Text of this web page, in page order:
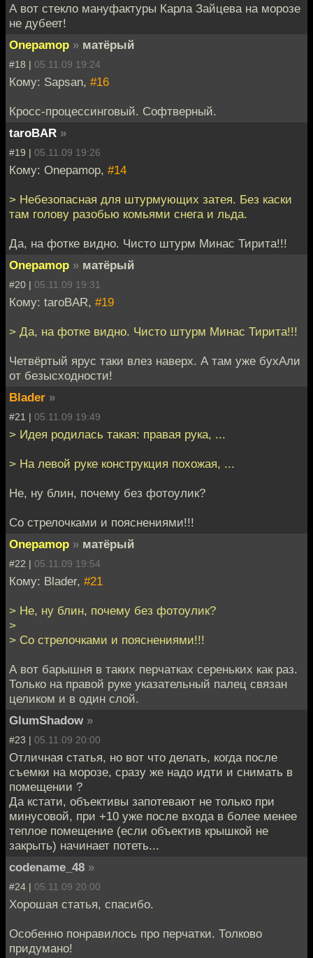
А вот стекло мануфактуры Карла Зайцева на морозе
не дубеет!
Onepamop » матёрый
#18 | 05.11.09 19:24
Кому: Sapsan, #16
Кросс-процессинговый. Софтверный.
taroBAR »
#19 | 05.11.09 19:26
Кому: Onepamop, #14
> Небезопасная для штурмующих затея. Без каски
там голову разобью комьями снега и льда.
Да, на фотке видно. Чисто штурм Минас Тирита!!!
Onepamop » матёрый
#20 | 05.11.09 19:31
Кому: taroBAR, #19
> Да, на фотке видно. Чисто штурм Минас Тирита!!!
Четвёртый ярус таки влез наверх. А там уже бухАли
от безысходности!
Blader »
#21 | 05.11.09 19:49
> Идея родилась такая: правая рука, ...
> На левой руке конструкция похожая, ...
Не, ну блин, почему без фотоулик?
Со стрелочками и пояснениями!!!
Onepamop » матёрый
#22 | 05.11.09 19:54
Кому: Blader, #21
> Не, ну блин, почему без фотоулик?
>
> Со стрелочками и пояснениями!!!
А вот барышня в таких перчатках сереньких как раз.
Только на правой руке указательный палец связан
целиком и в один слой.
GlumShadow »
#23 | 05.11.09 20:00
Отличная статья, но вот что делать, когда после
съемки на морозе, сразу же надо идти и снимать в
помещении ?
Да кстати, объективы запотевают не только при
минусовой, при +10 уже после входа в более менее
теплое помещение (если объектив крышкой не
закрыть) начинает потеть...
codename_48 »
#24 | 05.11.09 20:00
Хорошая статья, спасибо.
Особенно понравилось про перчатки. Толково
придумано!